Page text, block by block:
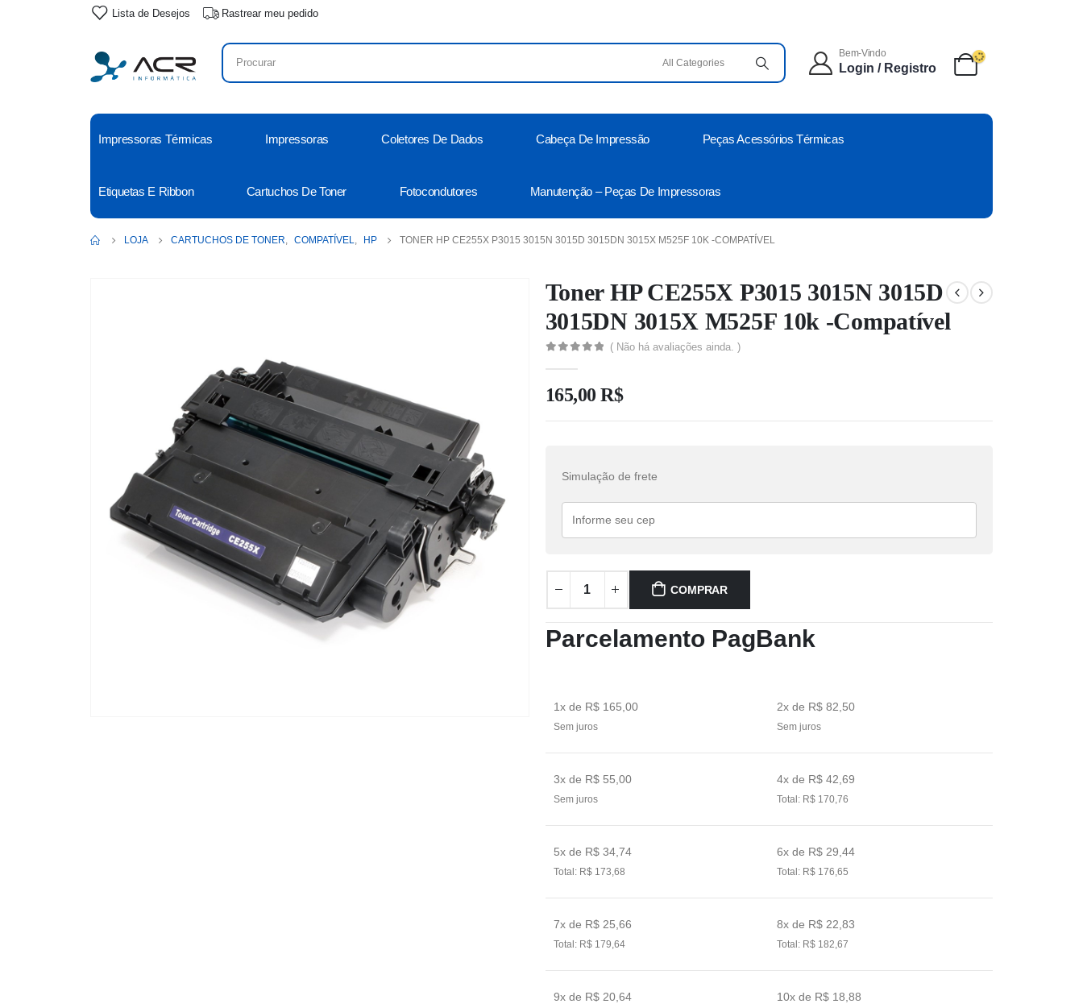
Lista de Desejos Rastrear meu pedido
Bem-Vindo
Login / Registro
Impressoras Térmicas Impressoras Coletores De Dados Cabeça De Impressão Peças Acessórios Térmicas
Etiquetas E Ribbon Cartuchos De Toner Fotocondutores Manutenção – Peças De Impressoras
LOJA CARTUCHOS DE TONER, COMPATÍVEL, HP TONER HP CE255X P3015 3015N 3015D 3015DN 3015X M525F 10K -COMPATÍVEL
Toner HP CE255X P3015 3015N 3015D
3015DN 3015X M525F 10k -Compatível
( Não há avaliações ainda. )
165,00R$
Simulação de frete
COMPRAR
Parcelamento PagBank
1x de R$ 165,00
Sem juros
2x de R$ 82,50
Sem juros
3x de R$ 55,00
Sem juros
4x de R$ 42,69
Total: R$ 170,76
5x de R$ 34,74
Total: R$ 173,68
6x de R$ 29,44
Total: R$ 176,65
7x de R$ 25,66
Total: R$ 179,64
8x de R$ 22,83
Total: R$ 182,67
9x de R$ 20,64 10x de R$ 18,88